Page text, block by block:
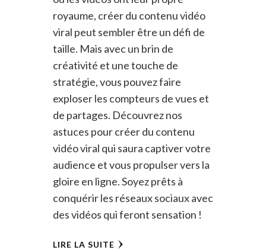
royaume, créer du contenu vidéo
viral peut sembler être un défi de
taille. Mais avec un brin de
créativité et une touche de
stratégie, vous pouvez faire
exploser les compteurs de vues et
de partages. Découvrez nos
astuces pour créer du contenu
vidéo viral qui saura captiver votre
audience et vous propulser vers la
gloire en ligne. Soyez prêts à
conquérir les réseaux sociaux avec
des vidéos qui feront sensation !
LIRE LA SUITE